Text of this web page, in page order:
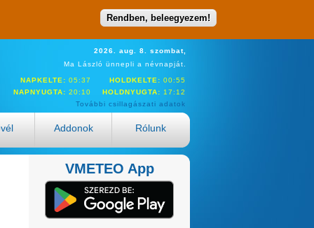
Rendben, beleegyezem!
2026. aug. 8. szombat,
Ma László ünnepli a névnapját.
NAPKELTE: 05:37 HOLDKELTE: 00:55
NAPNYUGTA: 20:10 HOLDNYUGTA: 17:12
További csillagászati adatok
Addonok Rólunk
VMETEO App